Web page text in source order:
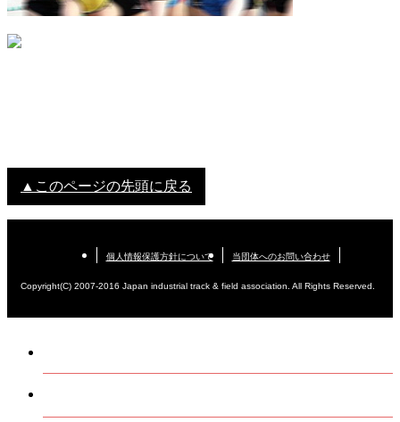
▲このページの先頭に戻る
個人情報保護方針について 当団体へのお問い合わせ
Copyright(C) 2007-2016 Japan industrial track & field association. All Rights Reserved.